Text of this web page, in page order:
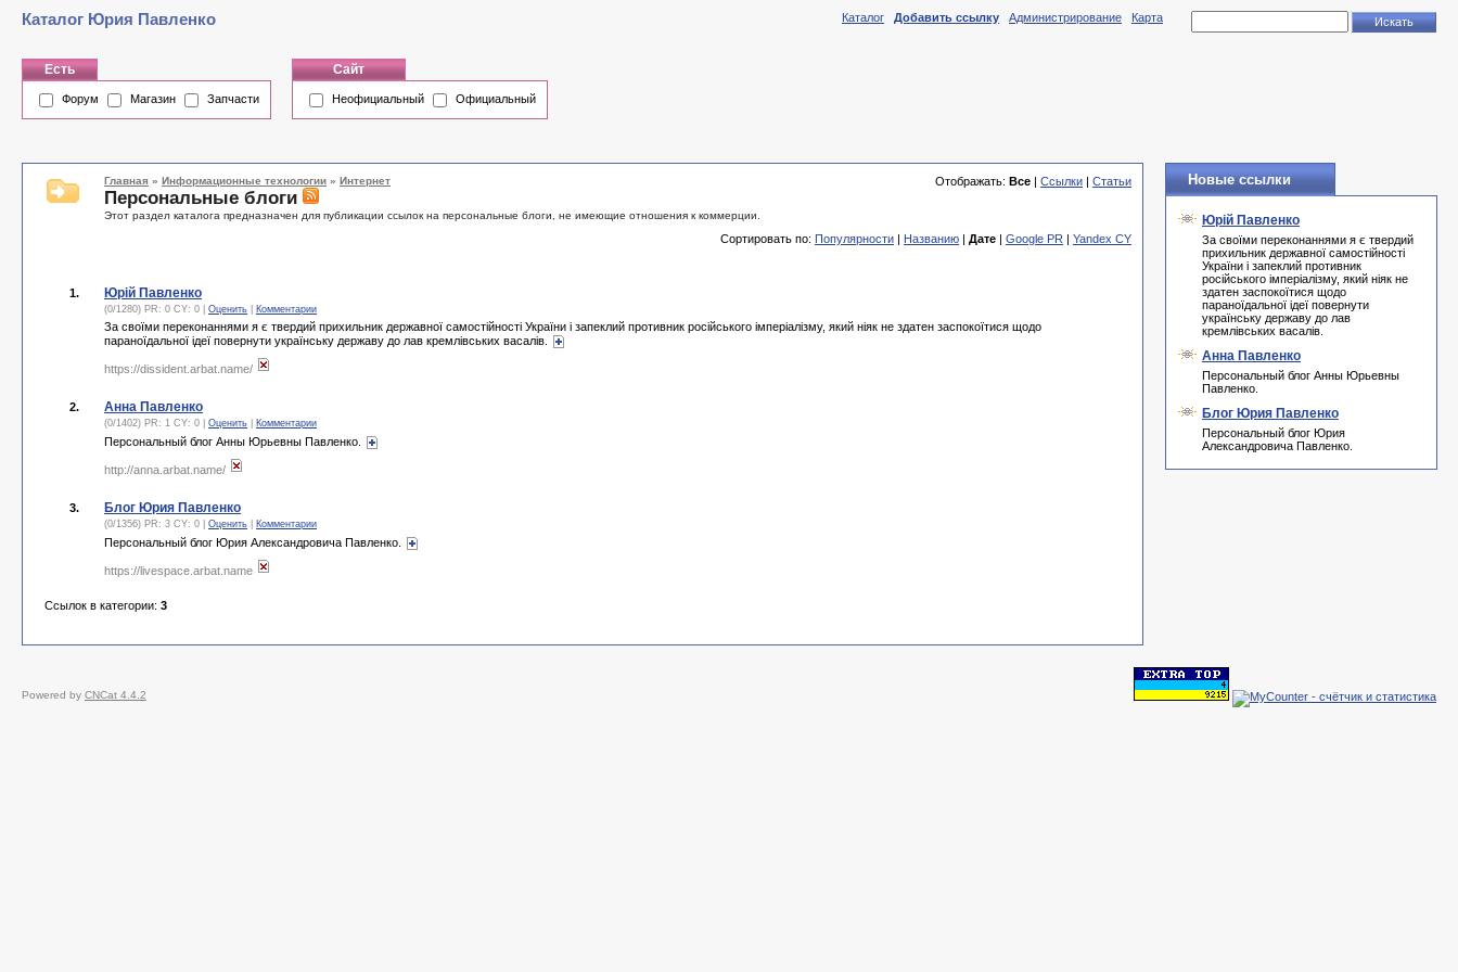
Каталог Юрия Павленко Каталог Добавить ссылку Администрирование Карта
Есть
Форум Магазин Запчасти
Сайт
Неофициальный Официальный
Главная » Информационные технологии » Интернет Отображать: Все | Ссылки | Статьи
Персональные блоги
Этот раздел каталога предназначен для публикации ссылок на персональные блоги, не имеющие отношения к коммерции.
Сортировать по: Популярности | Названию | Дате | Google PR | Yandex CY
1. Юрій Павленко
(0/1280) PR: 0 CY: 0 | Оценить Комментарии
За своїми переконаннями я є твердий прихильник державної самостійності України і запеклий противник російського імперіалізму, який ніяк не здатен заспокоїтися щодо
параноїдальної ідеї повернути українську державу до лав кремлівських васалів.
https://dissident.arbat.name/
2. Анна Павленко
(0/1402) PR: 1 CY: 0 | Оценить Комментарии
Персональный блог Анны Юрьевны Павленко.
http://anna.arbat.name/
3. Блог Юрия Павленко
(0/1356) PR: 3 CY: 0 | Оценить Комментарии
Персональный блог Юрия Александровича Павленко.
https://livespace.arbat.name
Ссылок в категории: 3
Новые ссылки
Юрій Павленко
За своїми переконаннями я є твердий
прихильник державної самостійності
України і запеклий противник
російського імперіалізму, який ніяк не
здатен заспокоїтися щодо
параноїдальної ідеї повернути
українську державу до лав
кремлівських васалів.
Анна Павленко
Персональный блог Анны Юрьевны
Павленко.
Блог Юрия Павленко
Персональный блог Юрия
Александровича Павленко.
Powered by CNCat 4.4.2